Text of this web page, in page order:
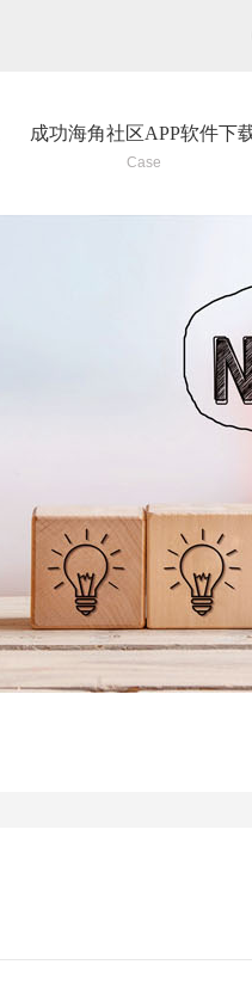
成功海角社区APP软件下
Case